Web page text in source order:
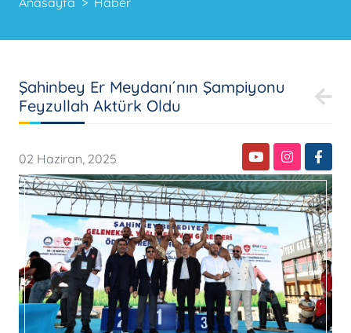
Şahinbey Er Meydanı´nın Şampiyonu
Feyzullah Aktürk Oldu
02 Haziran, 2025